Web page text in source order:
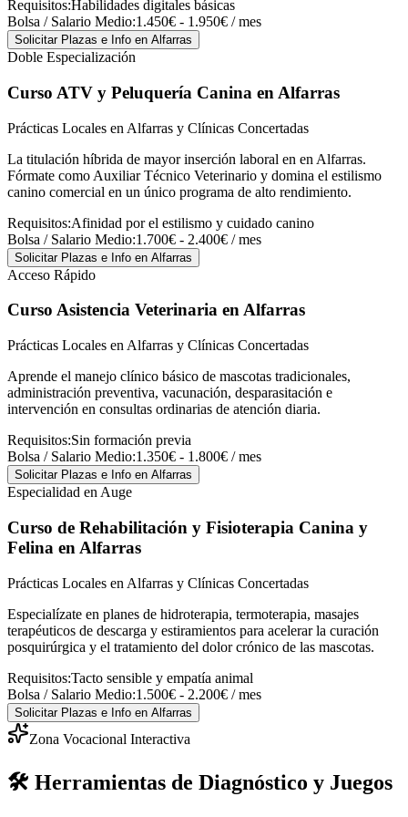
Requisitos:Habilidades digitales básicas
Bolsa / Salario Medio:1.450€ - 1.950€ / mes
Solicitar Plazas e Info en Alfarras
Doble Especialización
Curso ATV y Peluquería Canina en Alfarras
Prácticas Locales en Alfarras y Clínicas Concertadas
La titulación híbrida de mayor inserción laboral en en Alfarras.
Fórmate como Auxiliar Técnico Veterinario y domina el estilismo
canino comercial en un único programa de alto rendimiento.
Requisitos:Afinidad por el estilismo y cuidado canino
Bolsa / Salario Medio:1.700€ - 2.400€ / mes
Solicitar Plazas e Info en Alfarras
Acceso Rápido
Curso Asistencia Veterinaria en Alfarras
Prácticas Locales en Alfarras y Clínicas Concertadas
Aprende el manejo clínico básico de mascotas tradicionales,
administración preventiva, vacunación, desparasitación e
intervención en consultas ordinarias de atención diaria.
Requisitos:Sin formación previa
Bolsa / Salario Medio:1.350€ - 1.800€ / mes
Solicitar Plazas e Info en Alfarras
Especialidad en Auge
Curso de Rehabilitación y Fisioterapia Canina y
Felina en Alfarras
Prácticas Locales en Alfarras y Clínicas Concertadas
Especialízate en planes de hidroterapia, termoterapia, masajes
terapéuticos de descarga y estiramientos para acelerar la curación
posquirúrgica y el tratamiento del dolor crónico de las mascotas.
Requisitos:Tacto sensible y empatía animal
Bolsa / Salario Medio:1.500€ - 2.200€ / mes
Solicitar Plazas e Info en Alfarras
Zona Vocacional Interactiva
🛠️ Herramientas de Diagnóstico y Juegos